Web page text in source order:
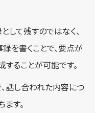
して残すのではなく、
を書くことで、要点が
ることが可能です。
話し合われた内容につ
す。